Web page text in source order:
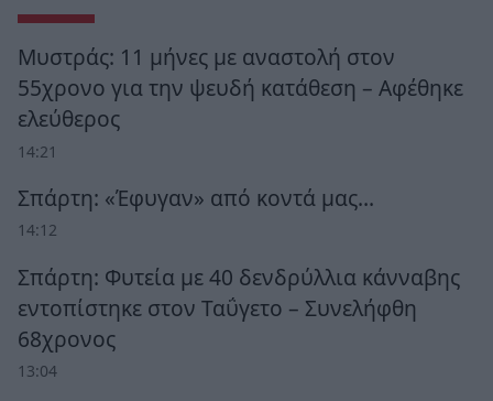
Μυστράς: 11 μήνες με αναστολή στον
55χρονο για την ψευδή κατάθεση – Αφέθηκε
ελεύθερος
14:21
Σπάρτη: «Έφυγαν» από κοντά μας…
14:12
Σπάρτη: Φυτεία με 40 δενδρύλλια κάνναβης
εντοπίστηκε στον Ταΰγετο – Συνελήφθη
68χρονος
13:04